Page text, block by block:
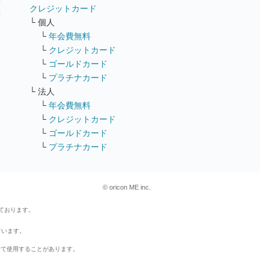
クレジットカード
└ 個人
└ 年会費無料
└ クレジットカード
└ ゴールドカード
└ プラチナカード
└ 法人
└ 年会費無料
└ クレジットカード
└ ゴールドカード
└ プラチナカード
© oricon ME inc.
ります。
ます。
使用することがあります。